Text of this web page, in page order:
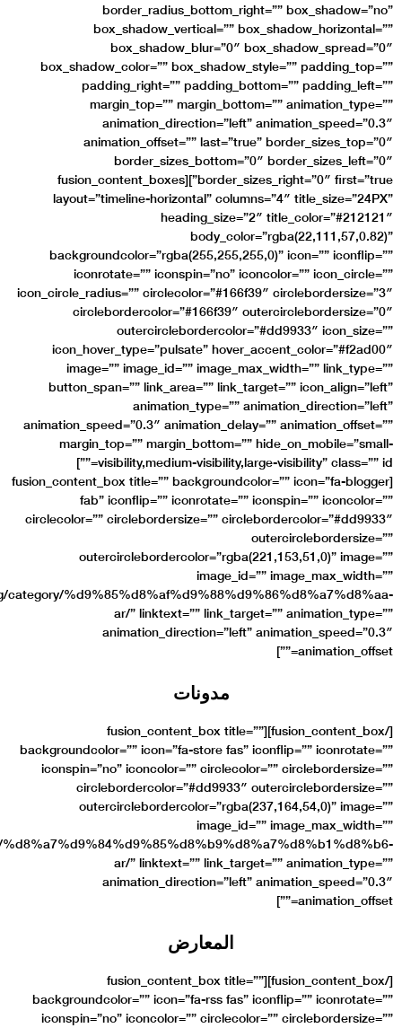
border_sizes_right=”0″
layout=”timeline-
iconrotate=””
icon_circle_radius=””
image=””
button_span=””
animation_speed=”0.3″
margin_top=””
visibility,medium-visibility,large-visibility” class=”” id=””]
[fusion_content_box
fab”
circlecolor=””
link=”https://www.egic.com.eg/category/
ar/”
[/
backgroundcolor=””
iconspin=”no”
link=”https://www.egic.com.eg/category/
ar/”
[/
backgroundcolor=””
iconspin=”no”